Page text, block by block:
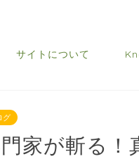
サイトについて
グ
家が斬る！